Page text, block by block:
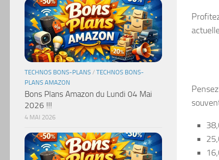
TECHNOS BONS-PLANS / TECHNOS BONS-
PLANS AMAZON
Bons Plans Amazon du Lundi 04 Mai
2026 !!!
4 MAI 2026